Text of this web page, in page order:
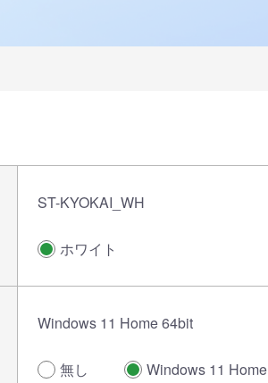
ST-KYOKAI_WH
ホワイト
Windows 11 Home 64bit
無し Windows 11 Home